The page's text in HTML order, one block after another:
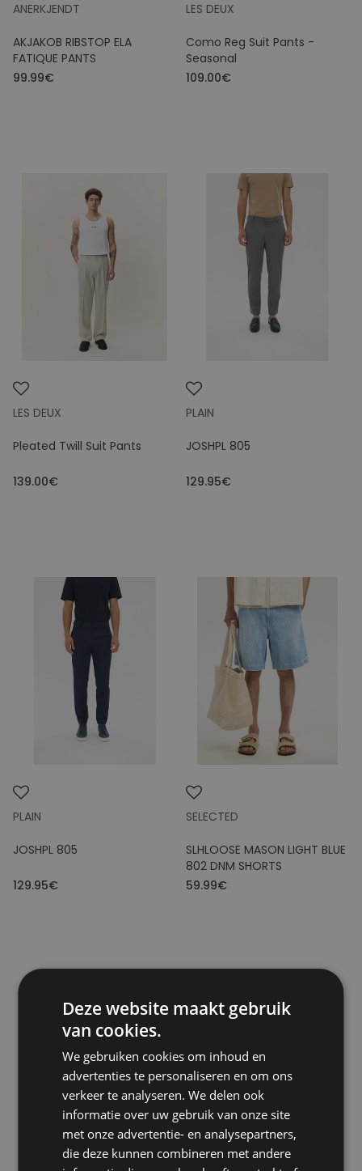
ANERKJENDT
AKJAKOB RIBSTOP ELA
FATIQUE PANTS
99.99€
LES DEUX
Como Reg Suit Pants -
Seasonal
109.00€
LES DEUX
Pleated Twill Suit Pants
139.00€
PLAIN
JOSHPL 805
129.95€
PLAIN
JOSHPL 805
129.95€
SELECTED
SLHLOOSE MASON LIGHT BLUE
802 DNM SHORTS
59.99€
Deze website maakt gebruik
van cookies.
We gebruiken cookies om inhoud en
advertenties te personaliseren en om ons
verkeer te analyseren. We delen ook
informatie over uw gebruik van onze site
met onze advertentie- en analysepartners,
die deze kunnen combineren met andere